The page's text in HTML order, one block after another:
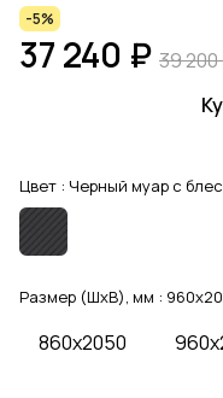
-5%
37 240 ₽ 39
Цвет : Черный муар с
Размер (ШхВ), мм :
860x2050